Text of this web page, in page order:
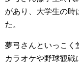
があり、大学生の時
た。
夢弓さんといっこく
カラオケや野球観戦